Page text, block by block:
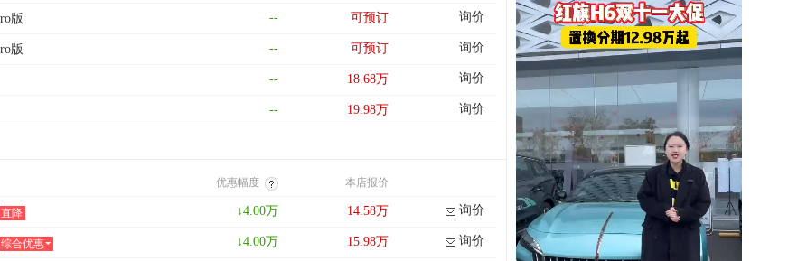
版 -- 可预订 询价
版 -- 可预订 询价
-- 18.68万 询价
-- 19.98万 询价
优惠幅度 本店报价
直降 ↓4.00万 14.58万 询价
综合优惠 ↓4.00万 15.98万 询价